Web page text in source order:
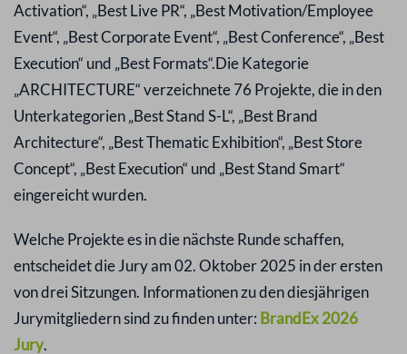
Activation“, „Best Live PR“, „Best Motivation/Employee
Event“, „Best Corporate Event“, „Best Conference“, „Best
Execution“ und „Best Formats“.Die Kategorie
„ARCHITECTURE“ verzeichnete 76 Projekte, die in den
Unterkategorien „Best Stand S-L“, „Best Brand
Architecture“, „Best Thematic Exhibition“, „Best Store
Concept“, „Best Execution“ und „Best Stand Smart“
eingereicht wurden.
Welche Projekte es in die nächste Runde schaffen,
entscheidet die Jury am 02. Oktober 2025 in der ersten
von drei Sitzungen. Informationen zu den diesjährigen
Jurymitgliedern sind zu finden unter: BrandEx 2026
Jury.